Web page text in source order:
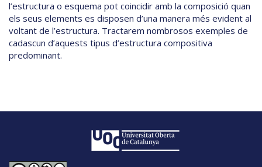
l’estructura o esquema pot coincidir amb la composició quan
els seus elements es disposen d’una manera més evident al
voltant de l’estructura. Tractarem nombrosos exemples de
cadascun d’aquests tipus d’estructura compositiva
predominant.